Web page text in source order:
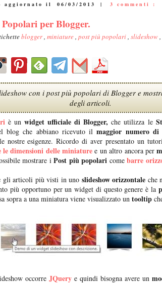
aggiornato il 06/03/2013 | 3 commenti :
per Blogger.
blogger, miniature, post più popolari, slideshow,
con i post più popolari di Blogger e
degli articoli.
è un widget ufficiale di Blogger, che utilizza le
blog che abbiano ricevuto ilmaggior numero di
nostre esigenze. Ricordo di aver presentato un
le dimensioni delle miniature e un altro ancora per
mostrare iPost più popolari comebarre
gli articoli più visti in uno slideshow orizzontale che
più opportuno per un widget di questo genere è la
sopra a una miniatura viene visualizzato un tooltip
occorre JQuerye quindi bisogna avere un